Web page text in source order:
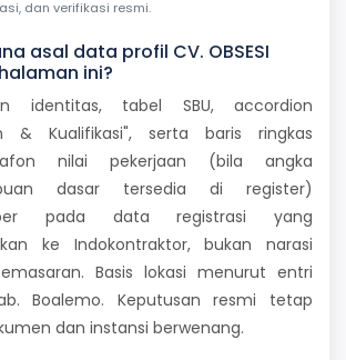
dan verifikasi resmi.
asal data profil CV. OBSESI
halaman ini?
identitas, tabel SBU, accordion
& Kualifikasi", serta baris ringkas
nilai pekerjaan (bila angka
dasar tersedia di register)
pada data registrasi yang
ke Indokontraktor, bukan narasi
Basis lokasi menurut entri
Boalemo. Keputusan resmi tetap
dan instansi berwenang.